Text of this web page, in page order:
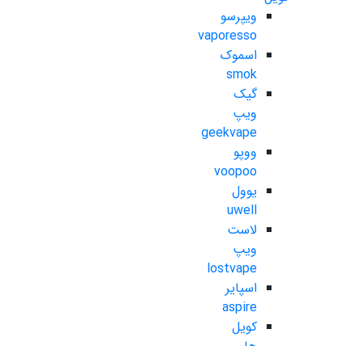
ویپرسو
vaporesso
اسموک
smok
گیک
ویپ
geekvape
ووپو
voopoo
یوول
uwell
لاست
ویپ
lostvape
اسپایر
aspire
کویل